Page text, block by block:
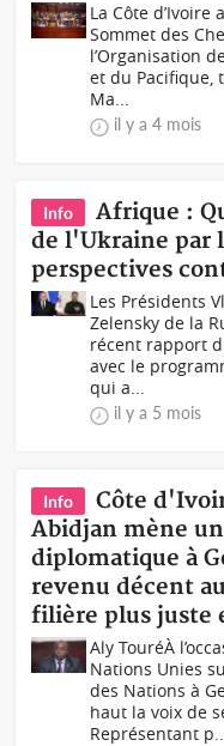
La Côte
Sommet des
l’Organisation
et du Pacifique,
Ma...
il y a 4 mois
Info
Afrique :
de l'Ukraine par
perspectives
Les Présidents
Zelensky de la
récent rapport
avec le
qui a...
il y a 5 mois
Info
Côte
Abidjan mène
diplomatique à
revenu décent
filière plus juste
Aly TouréÀ
Nations Unies
des Nations à
haut la voix de
Représentant